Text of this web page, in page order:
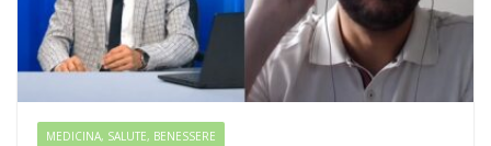
MEDICINA, SALUTE, BENESSERE